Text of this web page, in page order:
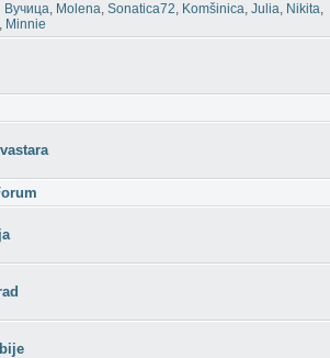
Вучица, Molena, Sonatica72, Komšinica, Julia, Nikita,
, Minnie